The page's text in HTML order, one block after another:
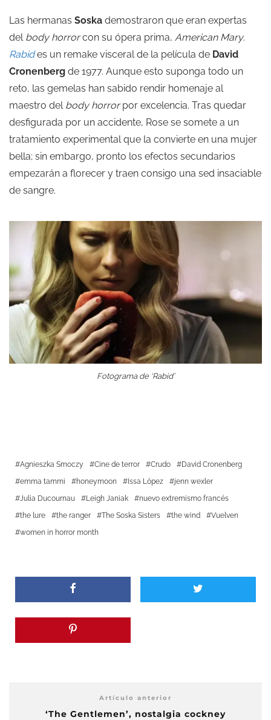
Las hermanas Soska demostraron que eran expertas
del body horrorcon su ópera prima, American Mary.
Rabid es un remake visceral de la película de David
Cronenberg de 1977. Aunque esto suponga todo un
reto, las gemelas han sabido rendir homenaje al
maestro del body horrorpor excelencia. Tras quedar
desfigurada por un accidente, Rose se somete a un
tratamiento experimental que la convierte en una mujer
bella; sin embargo, pronto los efectos secundarios
empezarán a florecer y traen consigo una sed insaciable
de sangre.
Fotograma de ‘Rabid’
Agnieszka Smoczy Cine de terror Crudo
David Cronenberg
emma tammi
honeymoon Issa López
jenn wexler
Julia Ducournau
Leigh Janiak
nuevo extremismo francés
the lure
the ranger The Soska Sisters the wind
Vuelven
women in horror month
Artículo anterior
‘The Gentlemen’, nostalgia cockney